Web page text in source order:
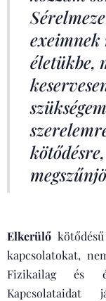
életükbe,
Elkerülő
kapcsolatokat,
Fizikailag és